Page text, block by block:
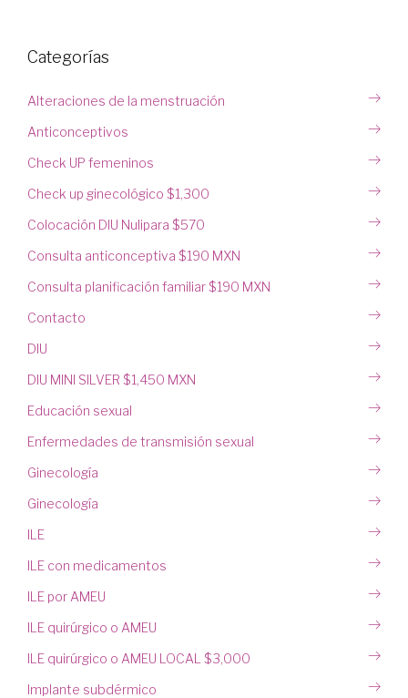
Categorías
Alteraciones de la menstruación
Anticonceptivos
Check UP femeninos
Check up ginecológico $1,300
Colocación DIU Nulipara $570
Consulta anticonceptiva $190 MXN
Consulta planificación familiar $190 MXN
Contacto
DIU
DIU MINI SILVER $1,450 MXN
Educación sexual
Enfermedades de transmisión sexual
Ginecología
Ginecología
ILE
ILE con medicamentos
ILE por AMEU
ILE quirúrgico o AMEU
ILE quirúrgico o AMEU LOCAL $3,000
Implante subdérmico